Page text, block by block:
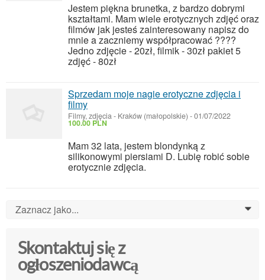
Jestem piękna brunetka, z bardzo dobrymi
kształtami. Mam wiele erotycznych zdjęć oraz
filmów jak jesteś zainteresowany napisz do
mnie a zaczniemy współpracować ????
Jedno zdjęcie - 20zł, filmik - 30zł pakiet 5
zdjęć - 80zł
Sprzedam moje nagie erotyczne zdjęcia i
filmy
Filmy, zdjęcia- Kraków (małopolskie) -01/07/2022
100.00 PLN
Mam 32 lata, jestem blondynką z
silikonowymi piersiami D. Lubię robić sobie
erotycznie zdjęcia.
Zaznacz jako... 0
Skontaktuj się z
ogłoszeniodawcą